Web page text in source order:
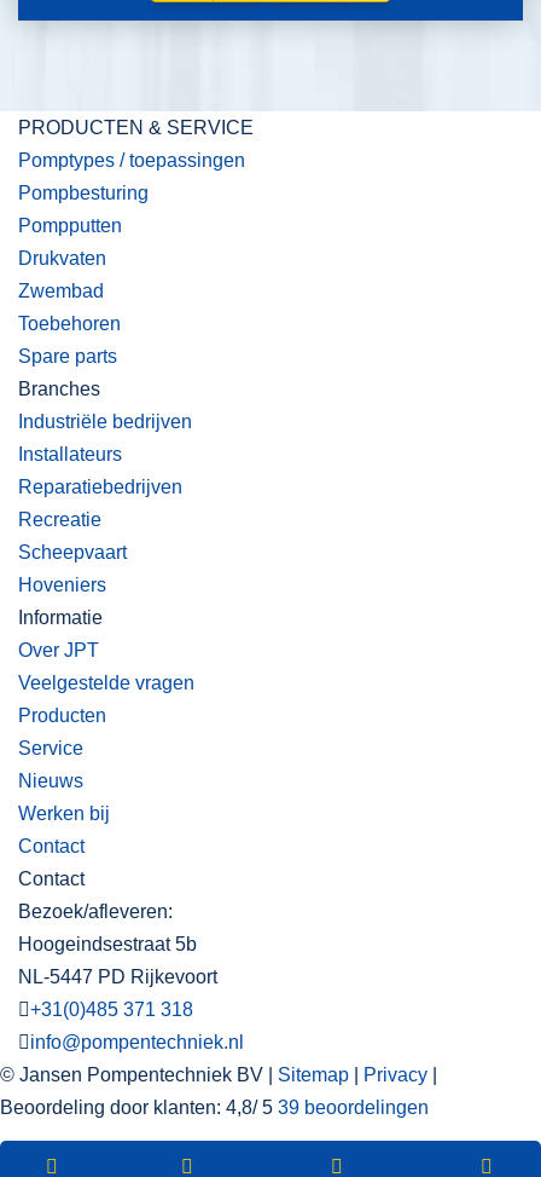
PRODUCTEN & SERVICE
Pomptypes / toepassingen
Pompbesturing
Pompputten
Drukvaten
Zwembad
Toebehoren
Spare parts
Branches
Industriële bedrijven
Installateurs
Reparatiebedrijven
Recreatie
Scheepvaart
Hoveniers
Informatie
Over JPT
Veelgestelde vragen
Producten
Service
Nieuws
Werken bij
Contact
Contact
Bezoek/afleveren:
Hoogeindsestraat 5b
NL-5447 PD Rijkevoort
+31(0)485 371 318
info@pompentechniek.nl
© Jansen Pompentechniek BV | Sitemap Privacy
Beoordeling door klanten: 4,8/5 39 beoordelingen
WEBSHOP Nieuwsbrief